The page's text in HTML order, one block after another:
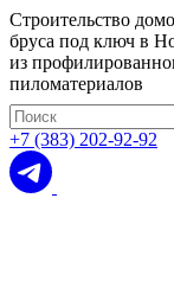
Строительство
бруса под ключ в
из
пиломатериалов
+7 (383) 202-92-92